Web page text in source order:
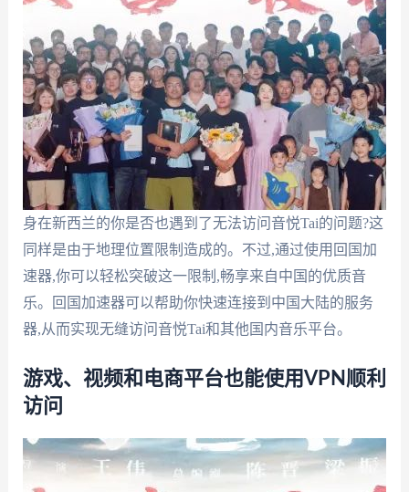
身在新西兰的你是否也遇到了无法访问音悦Tai的问题?这
同样是由于地理位置限制造成的。不过,通过使用回国加
速器,你可以轻松突破这一限制,畅享来自中国的优质音
乐。回国加速器可以帮助你快速连接到中国大陆的服务
器,从而实现无缝访问音悦Tai和其他国内音乐平台。
游戏、视频和电商平台也能使用VPN顺利
访问